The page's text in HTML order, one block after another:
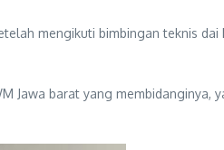
mengikuti bimbingan teknis
Jawa barat yang membidanginya,